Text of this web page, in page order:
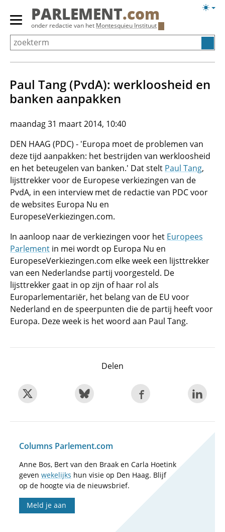
Overslaan
Primair
menu
tonen/verbergen
PARLEMENT.com
onder redactie van het Montesquieu Instituut
Paul Tang (PvdA): werkloosheid en
banken aanpakken
maandag 31 maart 2014, 10:40
DEN HAAG (PDC) - 'Europa moet de problemen van
deze tijd aanpakken: het bestrijden van werkloosheid
en het beteugelen van banken.' Dat stelt Paul Tang,
lijsttrekker voor de Europese verkiezingen van de
PvdA, in een interview met de redactie van PDC voor
de websites Europa Nu en
EuropeseVerkiezingen.com.
In aanloop naar de verkiezingen voor het Europees
Parlement in mei wordt op Europa Nu en
EuropeseVerkiezingen.com elke week een lijsttrekker
van een Nederlandse partij voorgesteld. De
lijsttrekker gaat in op zijn of haar rol als
Europarlementariër, het belang van de EU voor
Nederland en de speerpunten die de partij heeft voor
Europa. Deze week is het woord aan Paul Tang.
Delen
Columns Parlement.com
Anne Bos, Bert van den Braak en Carla Hoetink
geven wekelijks hun visie op Den Haag. Blijf
op de hoogte via de nieuwsbrief.
Meld je aan